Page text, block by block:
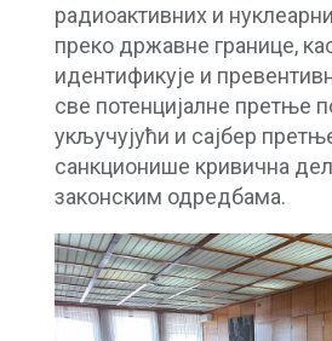
радиоактивних и
преко државне границе,
идентификује и
све потенцијалне претње
укључујући и сајбер
санкционише кривична
законским одредбама.